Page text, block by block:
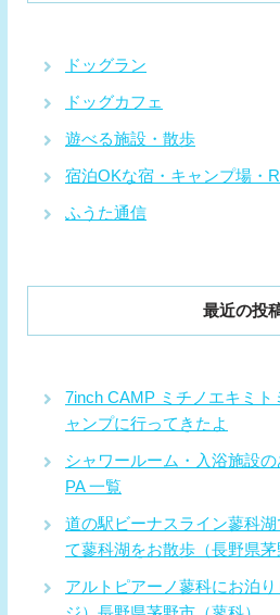
ドッグラン
ドッグカフェ
遊べる施設・散歩
宿泊OKな宿・キャンプ場・
ふうた通信
最近の投
7inch CAMP ミチノエキミト
ャンプに行ってきたよ
シャワールーム・入浴施設の
PA 一覧
道の駅ビーナスライン蓼科
て蓼科湖をお散歩（長野県茅
アルトピアーノ蓼科にお泊